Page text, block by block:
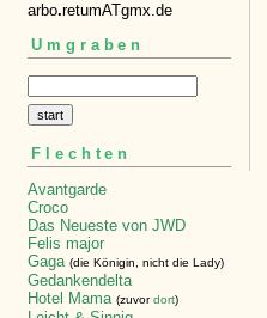
arbo.retumATgmx.de
Umgraben
Flechten
Avantgarde
Croco
Das Neueste von JWD
Felis major
Gaga (die Königin, nicht die Lady)
Gedankendelta
Hotel Mama (zuvordort)